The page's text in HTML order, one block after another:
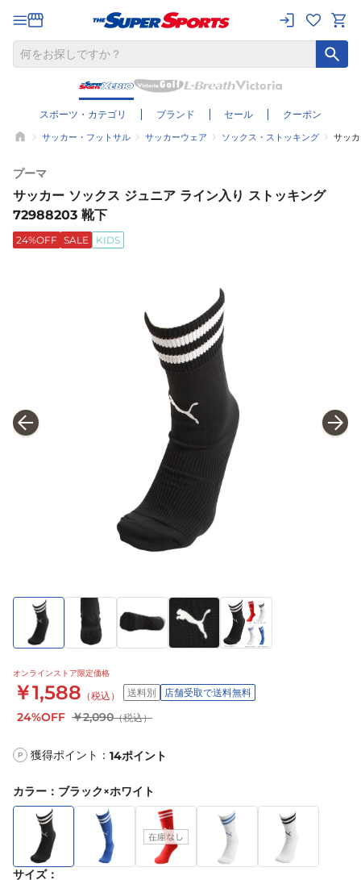
スポーツ・カテゴリ ブランド セール クーポン
サッカー・フットサル サッカーウェア ソックス・ストッキング サッ
プーマ
サッカー ソックス ジュニア ライン入り ストッキング
72988203 靴下
24%OFF SALE KIDS
オンラインストア限定価格
￥1,588 （税込） 送料別 店舗受取で送料無料
24%OFF ￥2,090（税込）
P 獲得ポイント： 14ポイント
カラー ： ブラック×ホワイト
サイズ：